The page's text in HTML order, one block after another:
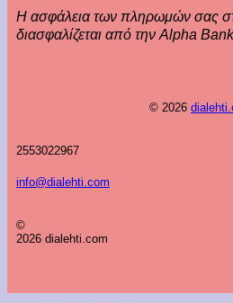
Η ασφάλεια των πληρωμών σας
διασφαλίζεται από την Alpha Bank
© 2026
2553022967
info@dialehti.com
©
2026 dialehti.com